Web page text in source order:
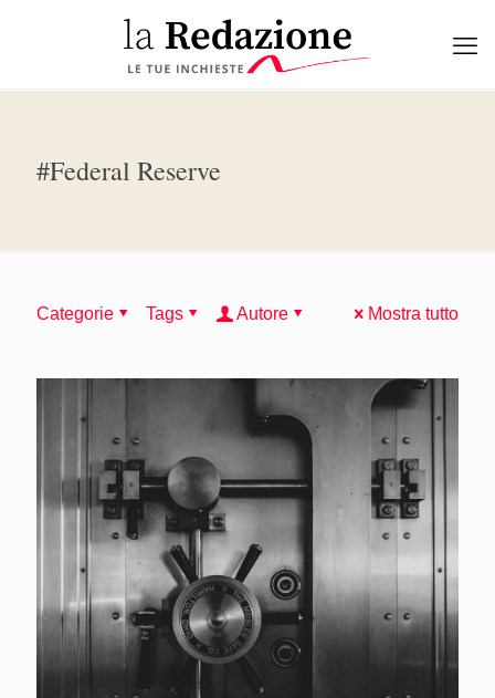
#Federal Reserve
Categorie Tags Autore Mostra tutto